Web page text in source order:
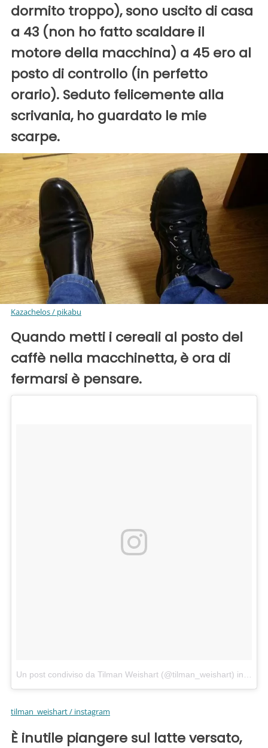
dormito troppo), sono uscito di casa
a 43 (non ho fatto scaldare il
motore della macchina) a 45 ero al
posto di controllo (in perfetto
orario). Seduto felicemente alla
scrivania, ho guardato le mie
scarpe.
Kazachelos / pikabu
Quando metti i cereali al posto del
caffè nella macchinetta, è ora di
fermarsi è pensare.
Un post condiviso da Tilman Weishart (@tilman_weishart) in data:
tilman_weishart / instagram
È inutile piangere sul latte versato,